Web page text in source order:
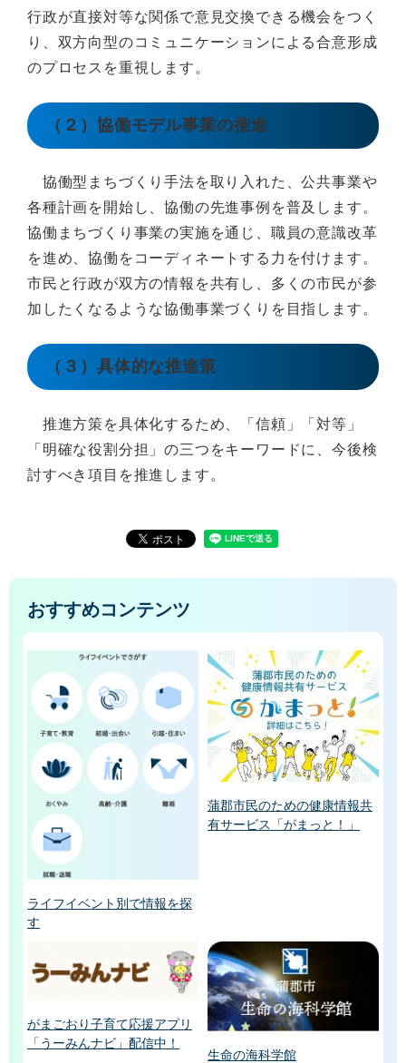
行政が直接対等な関係で意見交換できる機会をつく
り、双方向型のコミュニケーションによる合意形成
のプロセスを重視します。
（２）協働モデル事業の推進
協働型まちづくり手法を取り入れた、公共事業や
各種計画を開始し、協働の先進事例を普及します。
協働まちづくり事業の実施を通じ、職員の意識改革
を進め、協働をコーディネートする力を付けます。
市民と行政が双方の情報を共有し、多くの市民が参
加したくなるような協働事業づくりを目指します。
（３）具体的な推進策
推進方策を具体化するため、「信頼」「対等」
「明確な役割分担」の三つをキーワードに、今後検
討すべき項目を推進します。
おすすめコンテンツ
ライフイベント別で情報を探
す
蒲郡市民のための健康情報共
有サービス「がまっと！」
がまごおり子育て応援アプリ
「うーみんナビ」配信中！
生命の海科学館